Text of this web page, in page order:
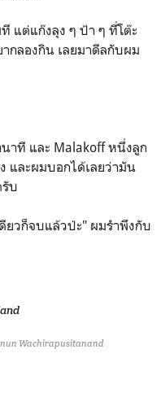
แต่แก๊งลุง ๆ ป้า ๆ ที่โต๊ะ
กลองกิน เลยมาดีลกับผม
าที และ Malakoff หนึ่งลูก
และผมบอกได้เลยว่ามัน
บ
ยวก็จบแล้วป่ะ" ผมรำพึงกับ
Wachirapusitanand